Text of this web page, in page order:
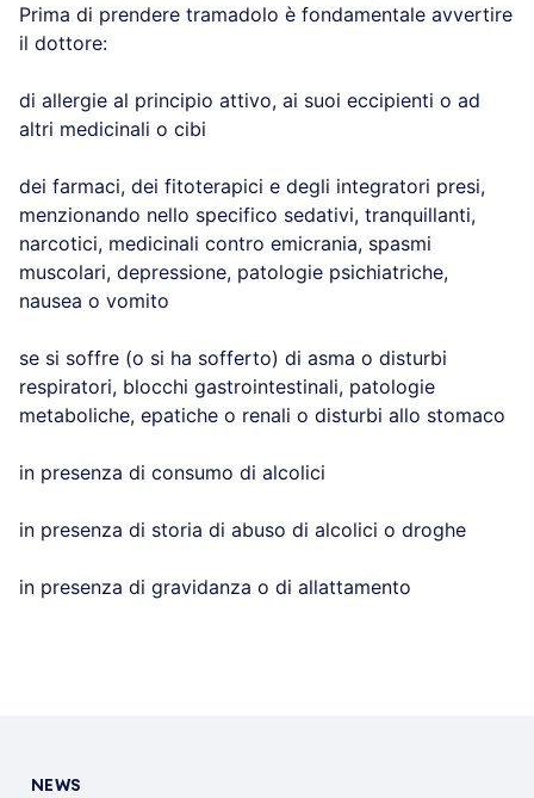
Prima di prendere tramadolo è fondamentale avvertire
il dottore:
di allergie al principio attivo, ai suoi eccipienti o ad
altri medicinali o cibi
dei farmaci, dei fitoterapici e degli integratori presi,
menzionando nello specifico sedativi, tranquillanti,
narcotici, medicinali contro emicrania, spasmi
muscolari, depressione, patologie psichiatriche,
nausea o vomito
se si soffre (o si ha sofferto) di asma o disturbi
respiratori, blocchi gastrointestinali, patologie
metaboliche, epatiche o renali o disturbi allo stomaco
in presenza di consumo di alcolici
in presenza di storia di abuso di alcolici o droghe
in presenza di gravidanza o di allattamento
NEWS